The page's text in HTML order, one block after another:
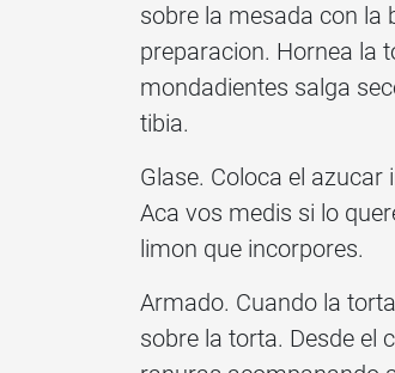
sobre la mesada con la
preparacion. Hornea la
mondadientes salga
tibia.
Glase. Coloca el
Aca vos medis si lo
limon que incorpores.
Armado. Cuando la
sobre la torta. Desde el